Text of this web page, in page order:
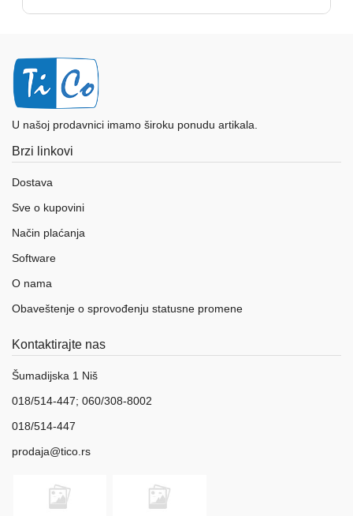
U našoj prodavnici imamo široku ponudu artikala.
Brzi linkovi
Dostava
Sve o kupovini
Način plaćanja
Software
O nama
Obaveštenje o sprovođenju statusne promene
Kontaktirajte nas
Šumadijska 1 Niš
018/514-447; 060/308-8002
018/514-447
prodaja@tico.rs